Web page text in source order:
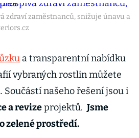
zdraví zaměstnanců, snižuje únavu a
a transparentní nabídku
vybraných rostlin můžete
Součástí našeho řešení jsou i
a revizeprojektů. Jsme
zelené prostředí.